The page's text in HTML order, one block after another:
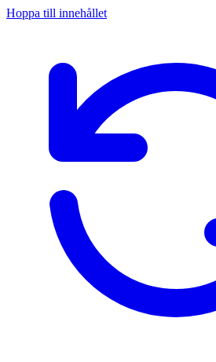
Hoppa till innehållet